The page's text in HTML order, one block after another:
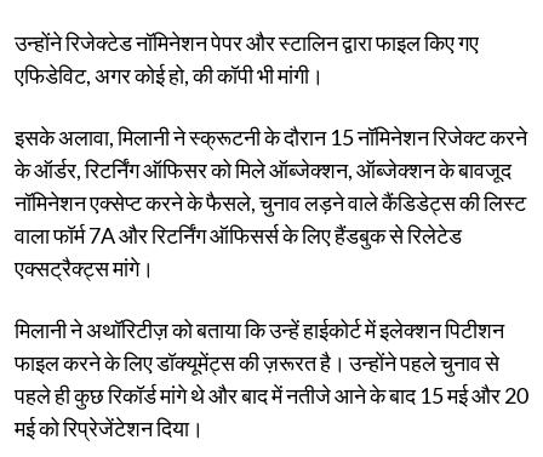
उन्होंने रिजेक्टेड नॉमिनेशन पेपर और स्टालिन द्वारा फाइल किए गए
एफिडेविट, अगर कोई हो, की कॉपी भी मांगी।
इसके अलावा, मिलानी ने स्क्रूटनी के दौरान 15 नॉमिनेशन रिजेक्ट करने
के ऑर्डर, रिटर्निंग ऑफिसर को मिले ऑब्जेक्शन, ऑब्जेक्शन के बावजूद
नॉमिनेशन एक्सेप्ट करने के फैसले, चुनाव लड़ने वाले कैंडिडेट्स की लिस्ट
वाला फॉर्म 7A और रिटर्निंग ऑफिसर्स के लिए हैंडबुक से रिलेटेड
एक्सट्रैक्ट्स मांगे।
मिलानी ने अथॉरिटीज़ को बताया कि उन्हें हाईकोर्ट में इलेक्शन पिटीशन
फाइल करने के लिए डॉक्यूमेंट्स की ज़रूरत है। उन्होंने पहले चुनाव से
पहले ही कुछ रिकॉर्ड मांगे थे और बाद में नतीजे आने के बाद 15 मई और 20
मई को रिप्रेजेंटेशन दिया।